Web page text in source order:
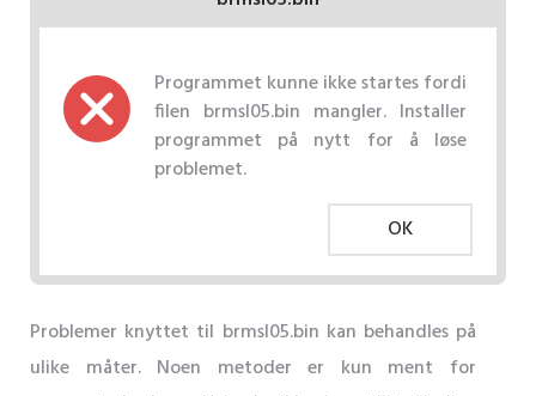
Programmet kunne ikke startes fordi
filen brmsl05.bin mangler. Installer
programmet på nytt for å løse
problemet.
OK
Problemer knyttet til brmsl05.bin kan behandles på
ulike måter. Noen metoder er kun ment for